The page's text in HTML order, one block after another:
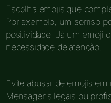
Escolha emojis que
Por exemplo, um sorriso
positividade. Já um emoji
necessidade de atenção.
Evite abusar de emojis em
Mensagens legais ou